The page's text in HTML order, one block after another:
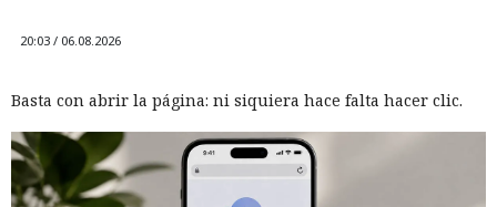
20:03 / 06.08.2026
Basta con abrir la página: ni siquiera hace falta hacer clic.